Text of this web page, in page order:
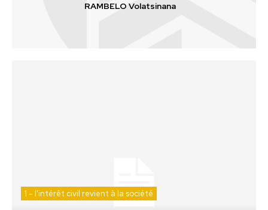
RAMBELO Volatsinana
1 - l'intérêt civil revient à la société